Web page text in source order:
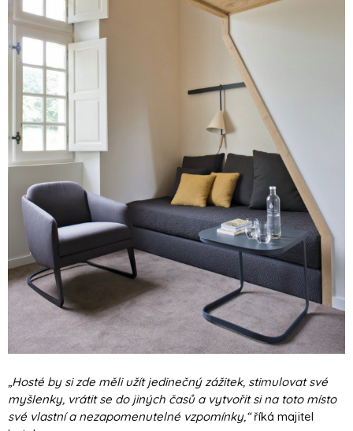
„Hosté by si zde měli užít jedinečný zážitek, stimulovat své
myšlenky, vrátit se do jiných časů a vytvořit si na toto místo
své vlastní a nezapomenutelné vzpomínky,“říká majitel